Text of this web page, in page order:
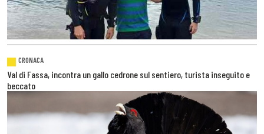
CRONACA
Val di Fassa, incontra un gallo cedrone sul sentiero, turista inseguito e
beccato